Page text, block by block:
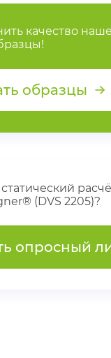
качество
образцы
(DVS 2205)?
опросный